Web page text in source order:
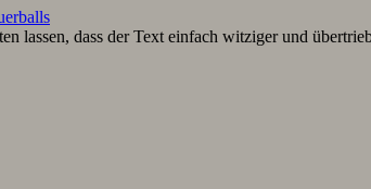
lassen, dass der Text einfach witziger und